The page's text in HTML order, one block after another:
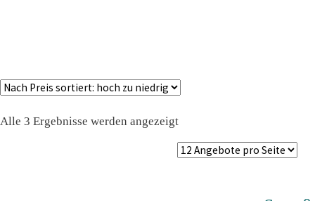
Alle 3 Ergebnisse werden angezeigtNach
sortiert: